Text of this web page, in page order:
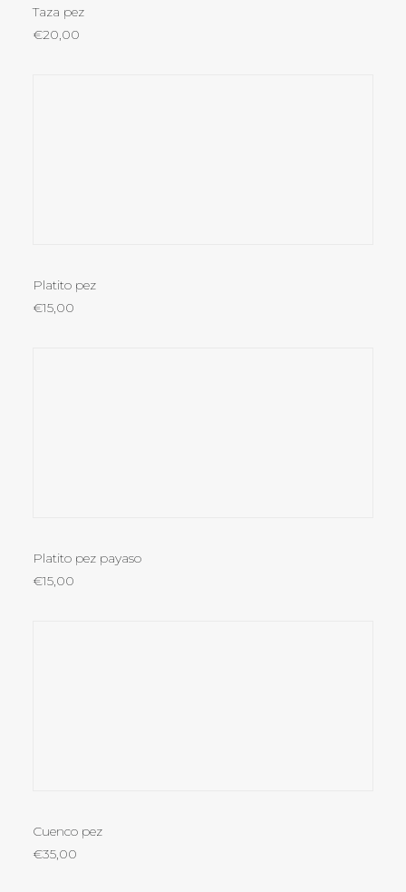
Taza pez
€20,00
Platito pez
€15,00
Platito pez payaso
€15,00
Cuenco pez
€35,00